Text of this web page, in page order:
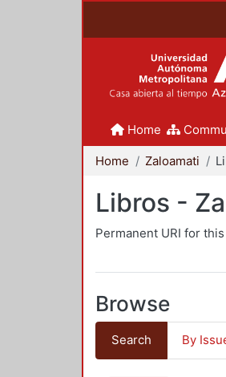
Home
Home Zaloamati
Libros -
Permanent URI for
Browse
Search By